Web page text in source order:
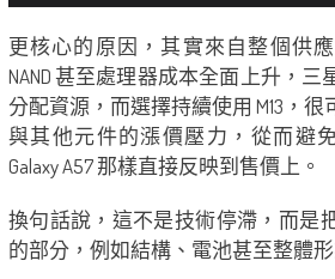
更核心的原因，其實來自整個供應
NAND 甚至處理器成本全面上升，
分配資源，而選擇持續使用 M13，
與其他元件的漲價壓力，從而避
Galaxy A57 那樣直接反映到售價上。
換句話說，這不是技術停滯，而是
的部分，例如結構、電池甚至整體形